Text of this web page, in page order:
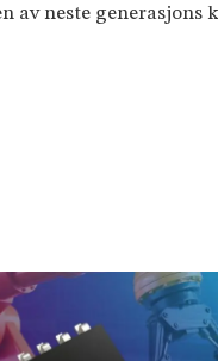
neste generasjons